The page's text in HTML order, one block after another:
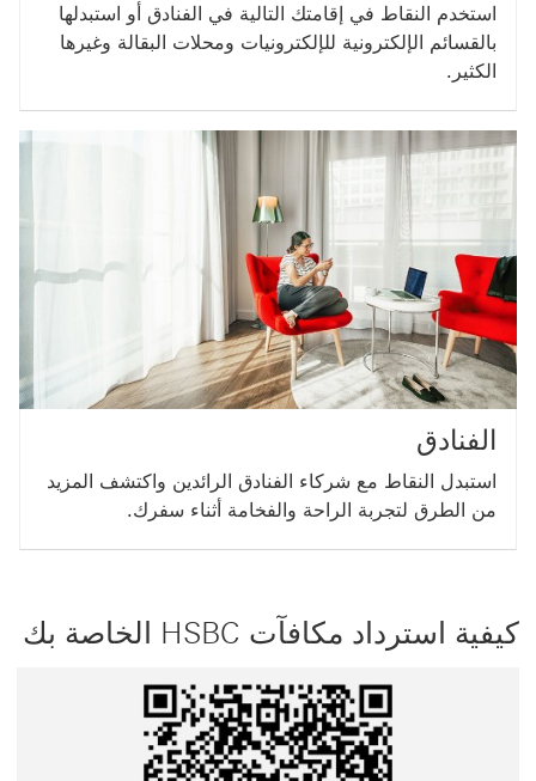
استخدم النقاط في إقامتك التالية في الفنادق أو استبدلها
بالقسائم الإلكترونية للإلكترونيات ومحلات البقالة وغيرها
الكثير.
الفنادق
استبدل النقاط مع شركاء الفنادق الرائدين واكتشف المزيد
من الطرق لتجربة الراحة والفخامة أثناء سفرك.
كيفية استرداد مكافآت HSBC الخاصة بك